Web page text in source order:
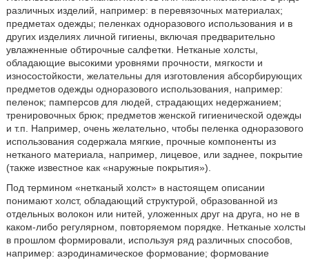
различных изделий, например: в перевязочных материалах;
предметах одежды; пеленках одноразового использования и в
других изделиях личной гигиены, включая предварительно
увлажненные обтирочные салфетки. Нетканые холсты,
обладающие высокими уровнями прочности, мягкости и
износостойкости, желательны для изготовления абсорбирующих
предметов одежды одноразового использования, например:
пеленок; памперсов для людей, страдающих недержанием;
тренировочных брюк; предметов женской гигиенической одежды
и т.п. Например, очень желательно, чтобы пеленка одноразового
использования содержала мягкие, прочные компоненты из
нетканого материала, например, лицевое, или заднее, покрытие
(также известное как «наружные покрытия»).
Под термином «нетканый холст» в настоящем описании
понимают холст, обладающий структурой, образованной из
отдельных волокон или нитей, уложенных друг на друга, но не в
каком-либо регулярном, повторяемом порядке. Нетканые холсты
в прошлом формировали, используя ряд различных способов,
например: аэродинамическое формование; формование